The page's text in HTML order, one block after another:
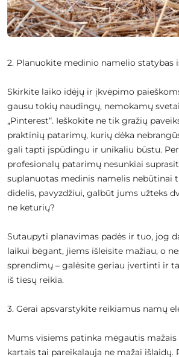
2. Planuokite medinio namelio statybas
Skirkite laiko idėjų ir įkvėpimo
gausu tokių naudingų, nemokamų
„Pinterest“. Ieškokite ne tik gražių
praktinių patarimų, kurių dėka
gali tapti įspūdingu ir unikaliu būstu.
profesionalų patarimų nesunkiai
suplanuotas medinis namelis nebūtinai
didelis, pavyzdžiui, galbūt jums užteks
ne keturių?
Sutaupyti planavimas padės ir tuo, jog
laikui bėgant, jiems išleisite mažiau, o
sprendimų – galėsite geriau įvertinti ir
iš tiesų reikia.
3. Gerai apsvarstykite reikiamus namų
Mums visiems patinka mėgautis mažais
kartais tai pareikalauja ne mažai išlaidų.